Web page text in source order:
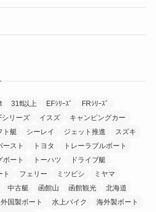
31ft以上 EFｼﾘｰｽﾞ
FRｼﾘｰｽﾞ
シリーズ イスズ
キャンピングカー
ト艇 シーレイ ジェット推進
スズキ
ースト トヨタ
トレーラブルボート
ボート トーハツ
ドライブ艇
ト フェリー ミツビシ
ミヤマ
中古艇 函館山 函館観光
北海道
外国製ボート 水上バイク
海外製ボート